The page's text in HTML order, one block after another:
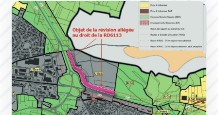
Révision allégée No 1 du Plan Local d&#039;Urbanisme